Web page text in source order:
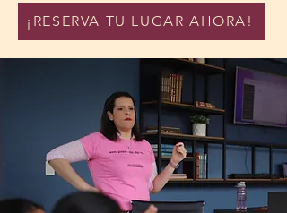
¡RESERVA TU LUGAR AHORA!